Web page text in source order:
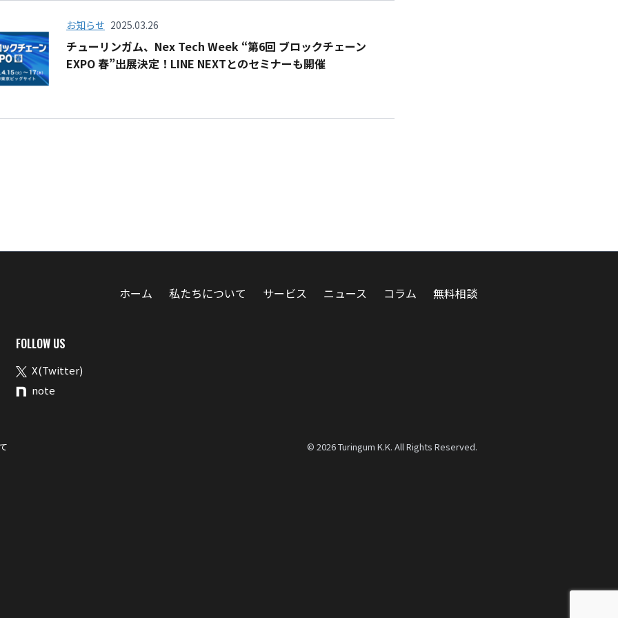
お知らせ 2025.03.26
チューリンガム、Nex Tech Week “第6回 ブロックチェーン
EXPO 春”出展決定！LINE NEXTとのセミナーも開催
ホーム 私たちについて サービス ニュース コラム 無料相談
FOLLOW US
X(Twitter)
note
© 2026 Turingum K.K. All Rights Reserved.